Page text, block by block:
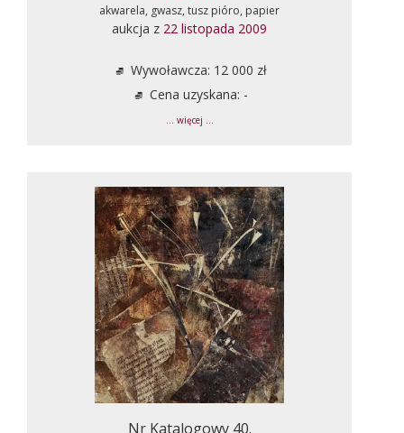
akwarela, gwasz, tusz pióro, papier
aukcja z 22 listopada 2009
Wywoławcza: 12 000 zł
Cena uzyskana: -
... więcej ...
Nr Katalogowy 40.